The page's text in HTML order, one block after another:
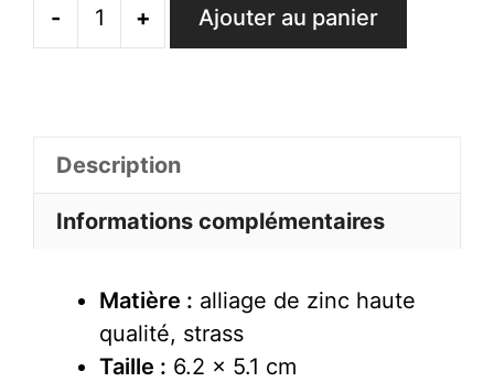
-
quantité
De
Noel
+ Ajouter au panier
Description
Informations complémentaires
Matière : alliage de zinc haute
qualité, strass
Taille : 6.2 x 5.1 cm